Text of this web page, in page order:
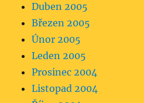
Duben 2005
Březen 2005
Únor 2005
Leden 2005
Prosinec 2004
Listopad 2004